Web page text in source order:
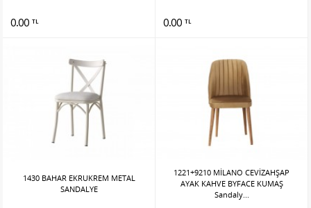
0.00 TL 0.00 TL
1430 BAHAR EKRUKREM METAL
SANDALYE
1221+9210 MİLANO CEVİZAHŞAP
AYAK KAHVE BYFACE KUMAŞ
Sandaly...